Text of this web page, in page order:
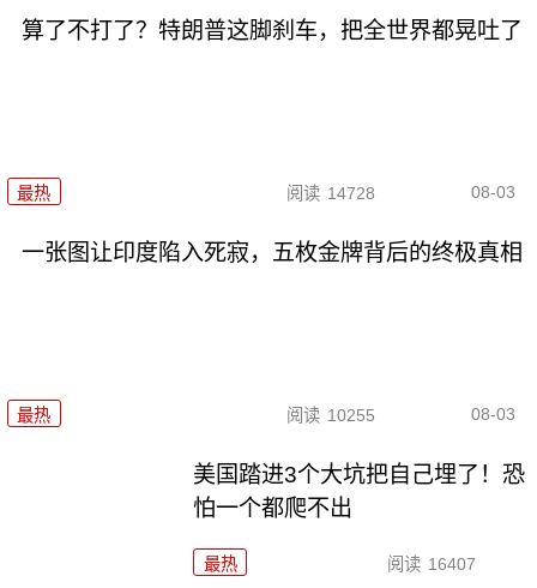
算了不打了？特朗普这脚刹车，把全世界都晃吐了
最热 阅读 14728 08-03
一张图让印度陷入死寂，五枚金牌背后的终极真相
最热 阅读 10255 08-03
美国踏进3个大坑把自己埋了！恐
怕一个都爬不出
最热 阅读 16407